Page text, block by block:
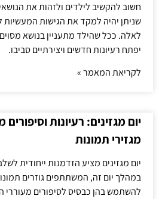
חשוב להקשיב לילדים ולזהות את
שניתן יהיה למקד את הגישות המעשיות
לאלה. ככל שהילד מתעניין בנושא
יפתח רעיונות חדשים ויצירתיים סביבו.
לקריאת המאמר »
יום מגזינים: רעיונות
מגזירי תמונות
יום מגזינים מציע הזדמנות ייחודית
במהלך יום זה, המשתתפים גוזרים
להשתמש בהן כבסיס לסיפורים מעוררי